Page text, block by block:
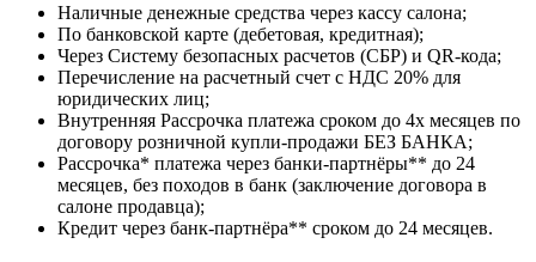
Наличные денежные средства через кассу салона;
По банковской карте (дебетовая, кредитная);
Через Систему безопасных расчетов (СБР) и QR-кода;
Перечисление на расчетный счет с НДС 20% для
юридических лиц;
Внутренняя Рассрочка платежа сроком до 4х месяцев по
договору розничной купли-продажи БЕЗ БАНКА;
Рассрочка* платежа через банки-партнёры** до 24
месяцев, без походов в банк (заключение договора в
салоне продавца);
Кредит через банк-партнёра** сроком до 24 месяцев.